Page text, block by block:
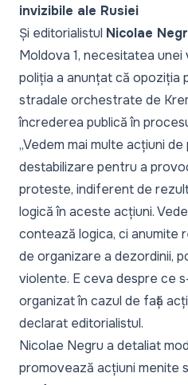
invizibile ale Rusiei
Și editorialistul Nicolae
Moldova 1, necesitatea
poliția a anunțat că opoziția
stradale orchestrate de
încrederea publică în
„Vedem mai multe acțiuni
destabilizare pentru a
proteste, indiferent de
logică în aceste acțiuni.
contează logica, ci anumite
de organizare a dezordinii,
violente. E ceva despre ce
organizat în cazul de față
declarat editorialistul.
Nicolae Negru a detaliat
promovează acțiuni menite